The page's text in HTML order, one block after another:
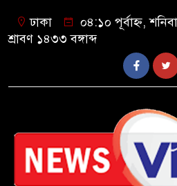
ঢাকা
০৪:১০ পূর্বাহ্ন,
শ্রাবণ ১৪৩৩ বঙ্গাব্দ